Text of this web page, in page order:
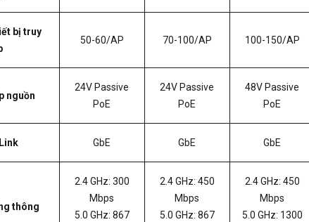
bị truy
50-60/AP 70-100/AP 100-150/AP
nguồn
24V Passive
PoE
24V Passive
PoE
48V Passive
PoE
GbE GbE GbE
thông
2.4 GHz: 300
Mbps
5.0 GHz: 867
2.4 GHz: 450
Mbps
5.0 GHz: 867
2.4 GHz: 450
Mbps
5.0 GHz: 1300